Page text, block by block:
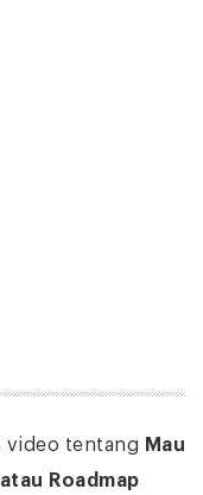
video tentang Mau
Roadmap